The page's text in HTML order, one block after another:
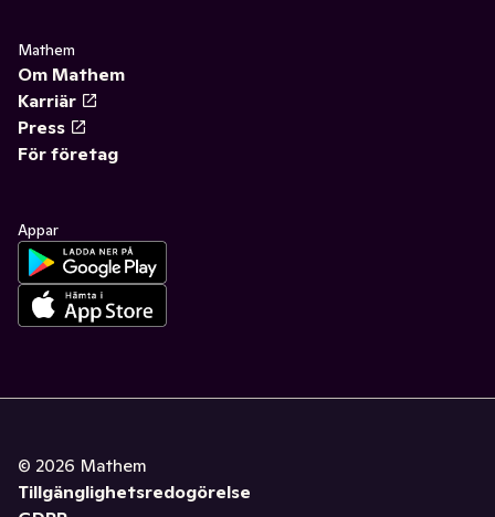
Mathem
Om Mathem
Karriär
Press
För företag
Appar
© 2026 Mathem
Tillgänglighetsredogörelse